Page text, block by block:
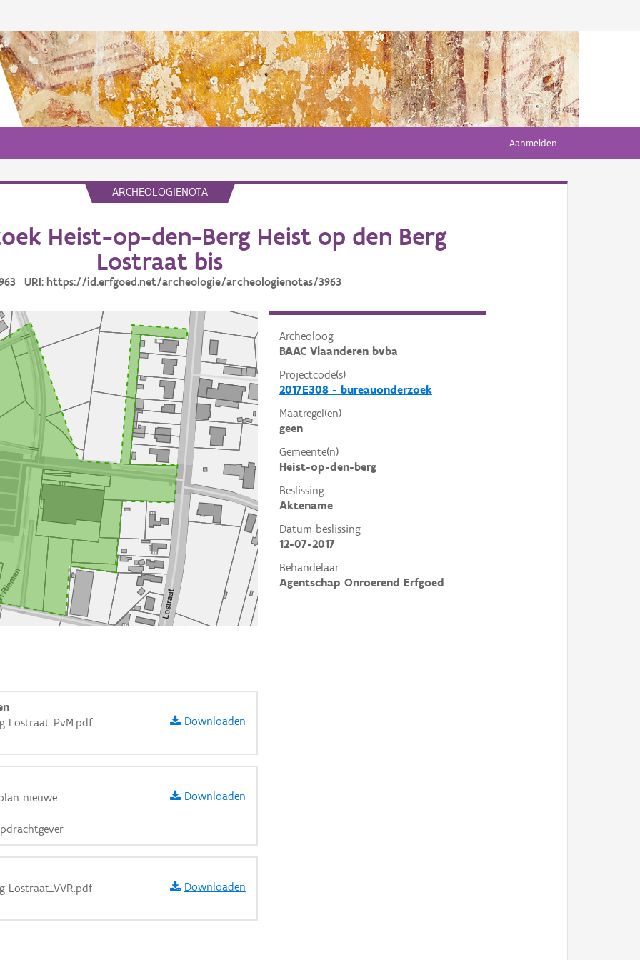
Aanmelden
ARCHEOLOGIENOTA
Heist-op-den-Berg Heist op den Berg
Lostraat bis
URI: https://id.erfgoed.net/archeologie/archeologienotas/3963
Archeoloog
BAAC Vlaanderen bvba
Projectcode(s)
2017E308 - bureauonderzoek
Maatregel(en)
geen
Gemeente(n)
Heist-op-den-berg
Beslissing
Aktename
Datum beslissing
12-07-2017
Behandelaar
Agentschap Onroerend Erfgoed
Lostraat_PvM.pdf
Downloaden
nieuwe Downloaden
Lostraat_VVR.pdf Downloaden